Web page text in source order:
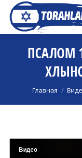
ПСАЛОМ
Вы здесь:
Главная
Видео